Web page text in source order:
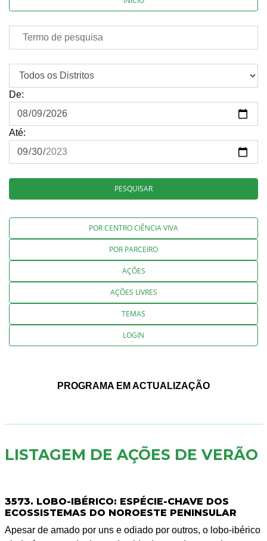
De:
Até:
PESQUISAR
POR CENTRO CIÊNCIA VIVA
POR PARCEIRO
AÇÕES
AÇÕES LIVRES
TEMAS
LOGIN
PROGRAMA EM ACTUALIZAÇÃO
LISTAGEM DE AÇÕES DE VERÃO
3573. LOBO-IBÉRICO: ESPÉCIE-CHAVE DOS
ECOSSISTEMAS DO NOROESTE PENINSULAR
Apesar de amado por uns e odiado por outros, o lobo-ibérico